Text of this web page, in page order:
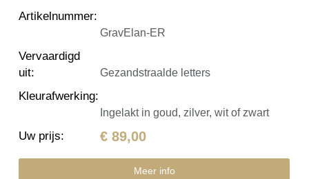
Artikelnummer:
GravElan-ER
Vervaardigd
uit: Gezandstraalde letters
Kleurafwerking:
Ingelakt in goud, zilver, wit of zwart
Uw prijs: € 89,00
Meer info